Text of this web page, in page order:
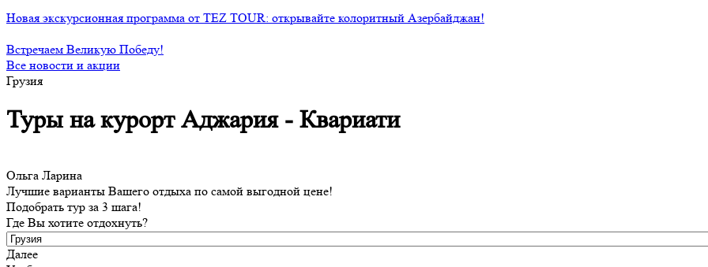
Новая экскурсионная программа от TEZ TOUR: открывайте колоритный Азербайджан!
Встречаем Великую Победу!
Все новости и акции
Грузия
Туры на курорт Аджария - Квариати
Ольга Ларина
Лучшие варианты Вашего отдыха по самой выгодной цене!
Подобрать тур за 3 шага!
Где Вы хотите отдохнуть?
Далее